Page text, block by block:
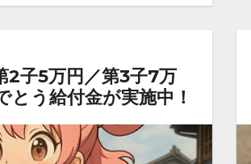
2子5万円／第3子7万
とう給付金が実施中！